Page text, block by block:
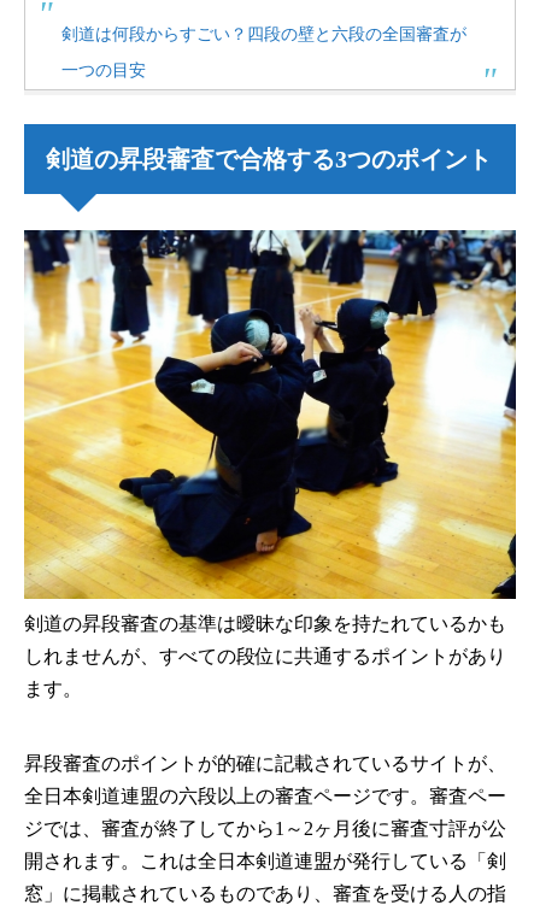
剣道は何段からすごい？四段の壁と六段の全国審査が
一つの目安
剣道の昇段審査で合格する3つのポイント
剣道の昇段審査の基準は曖昧な印象を持たれているかも
しれませんが、すべての段位に共通するポイントがあり
ます。
昇段審査のポイントが的確に記載されているサイトが、
全日本剣道連盟の六段以上の審査ページです。審査ペー
ジでは、審査が終了してから1～2ヶ月後に審査寸評が公
開されます。これは全日本剣道連盟が発行している「剣
窓」に掲載されているものであり、審査を受ける人の指